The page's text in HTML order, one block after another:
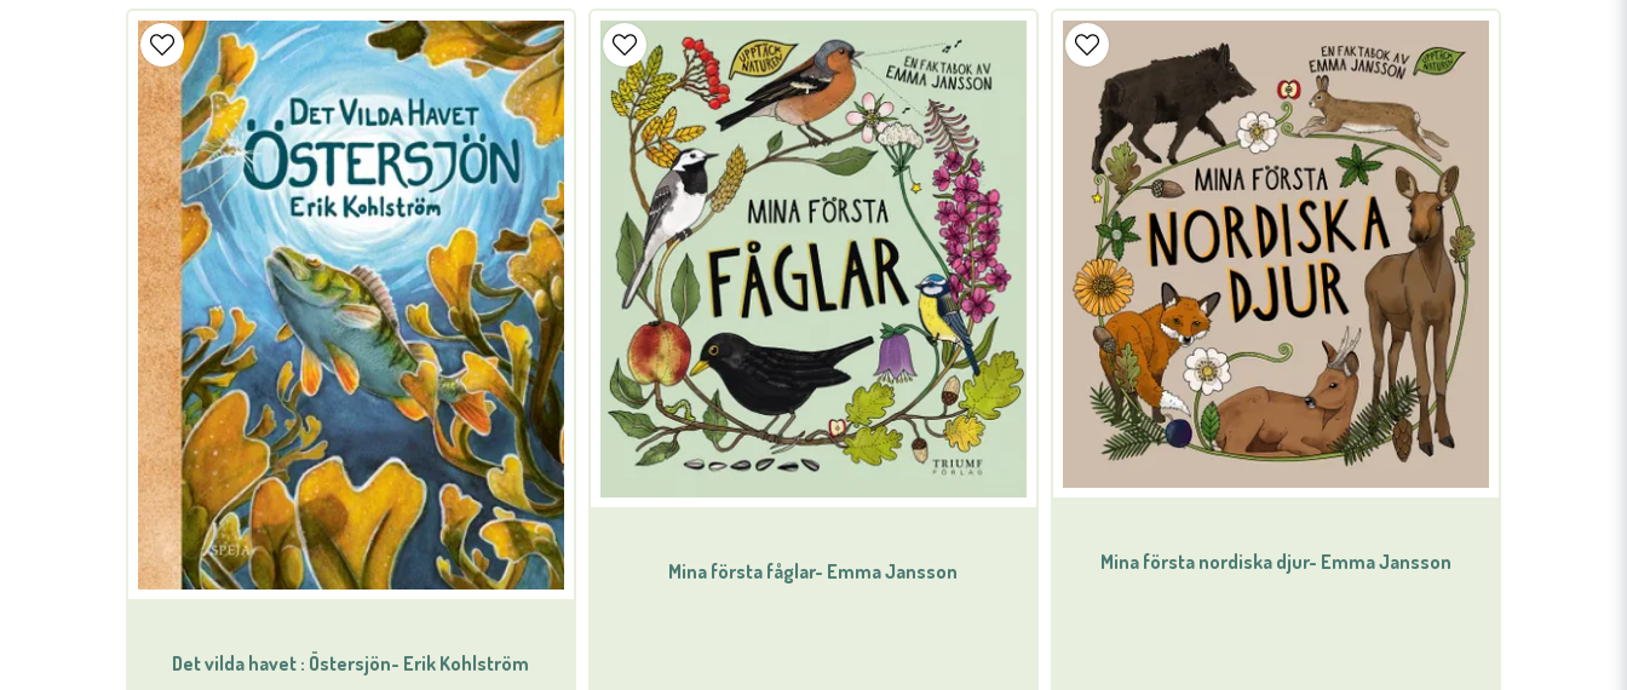
Det vilda havet : Östersjön- Erik Kohlström
Mina första fåglar- Emma Jansson Mina första nordiska djur- Emma Jansson